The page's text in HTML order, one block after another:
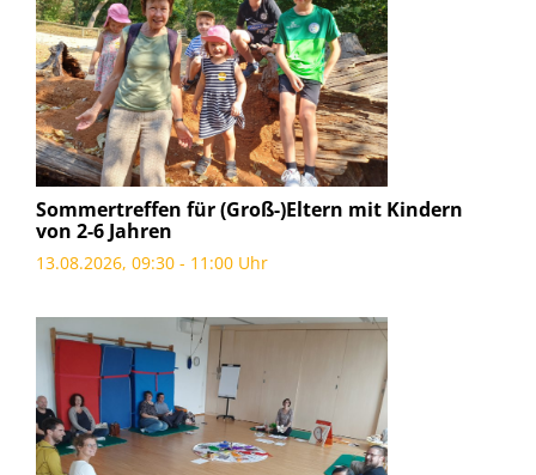
Sommertreffen für (Groß-)Eltern mit Kindern
von 2-6 Jahren
13.08.2026, 09:30 - 11:00 Uhr